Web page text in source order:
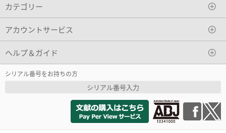
カテゴリー
アカウントサービス
ヘルプ＆ガイド
シリアル番号をお持ちの方
シリアル番号入力